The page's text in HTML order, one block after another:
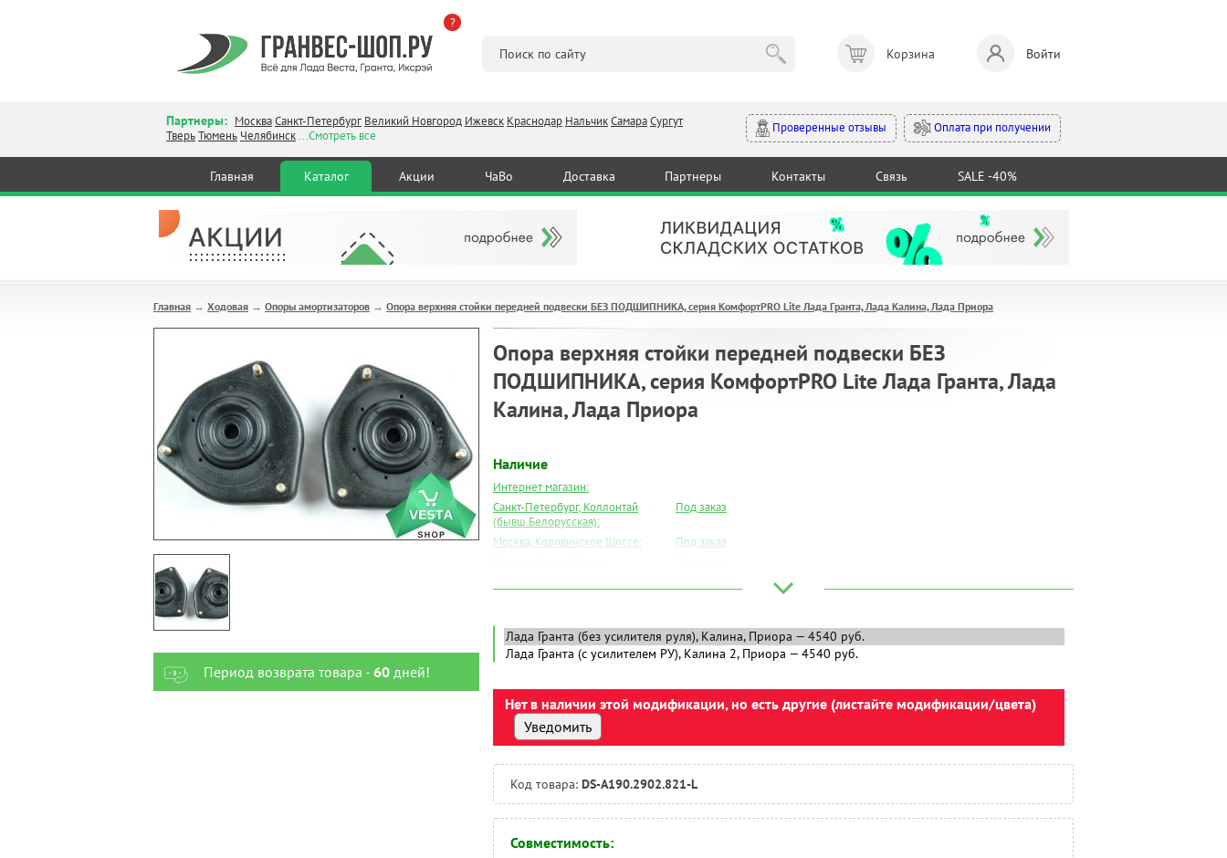
?
Корзина Войти
Партнеры: МоскваСанкт-Петербург Великий Новгород Ижевск Краснодар НальчикСамараСургут
ТверьТюмень Челябинск...Смотреть все
Проверенные отзывы Оплата при получении
Главная Каталог Акции ЧаВо Доставка Партнеры Контакты Связь SALE -40%
Главная → Ходовая → Опоры амортизаторов → Опора верхняя стойки передней подвески БЕЗ ПОДШИПНИКА, серия КомфортPRO Lite Лада Гранта, Лада Калина, Лада Приора
Период возврата товара - 60дней!
Опора верхняя стойки передней подвески БЕЗ
ПОДШИПНИКА, серия КомфортPRO Lite Лада Гранта, Лада
Калина, Лада Приора
Наличие
Интернет магазин:
Санкт-Петербург, Коллонтай
(бывш.Белорусская):
Под заказ
Москва, Коровинское Шоссе:
Под заказ
Нальчик:
Самара:
Под заказ
Тверь:
Под заказ
Челябинск:
Под заказ
Нет в наличии этой модификации, но есть другие (листайте модификации/цвета)
Уведомить
Код товара: DS-А190.2902.821-L
Совместимость: